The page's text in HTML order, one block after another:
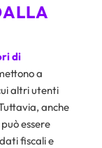
di
a
altri utenti
anche
essere
fiscali e